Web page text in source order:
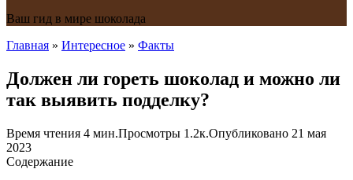
Ваш гид в мире шоколада
Главная » Интересное » Факты
Должен ли гореть шоколад и можно ли
так выявить подделку?
Время чтения 4 мин.Просмотры 1.2к.Опубликовано 21 мая
2023
Содержание